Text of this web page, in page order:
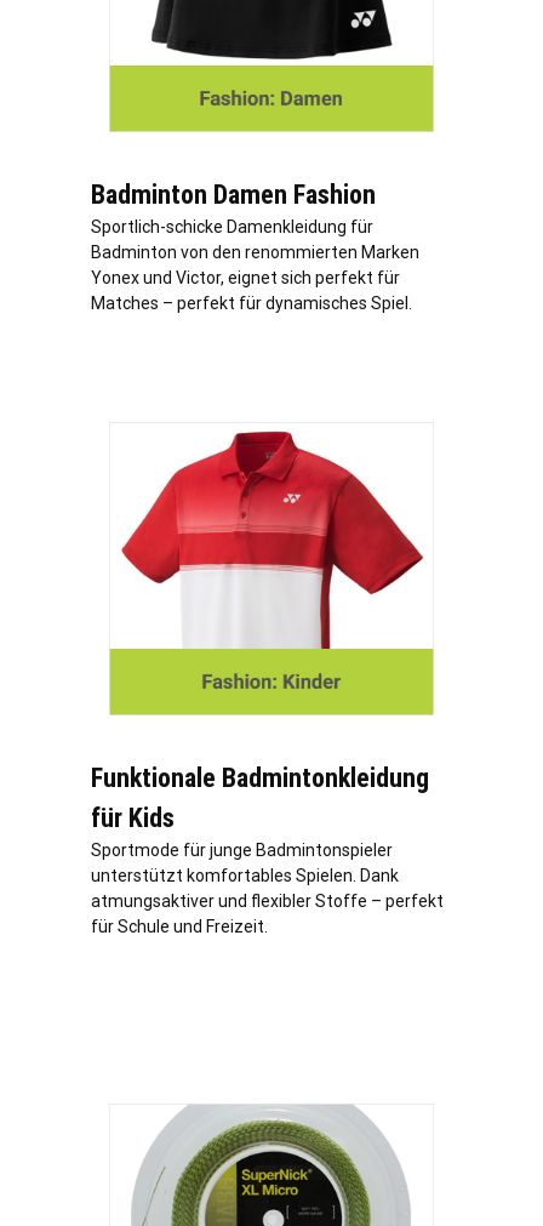
Badminton Damen Fashion
Sportlich-schicke Damenkleidung für
Badminton von den renommierten Marken
Yonex und Victor, eignet sich perfekt für
Matches – perfekt für dynamisches Spiel.
Funktionale Badmintonkleidung
für Kids
Sportmode für junge Badmintonspieler
unterstützt komfortables Spielen. Dank
atmungsaktiver und flexibler Stoffe – perfekt
für Schule und Freizeit.